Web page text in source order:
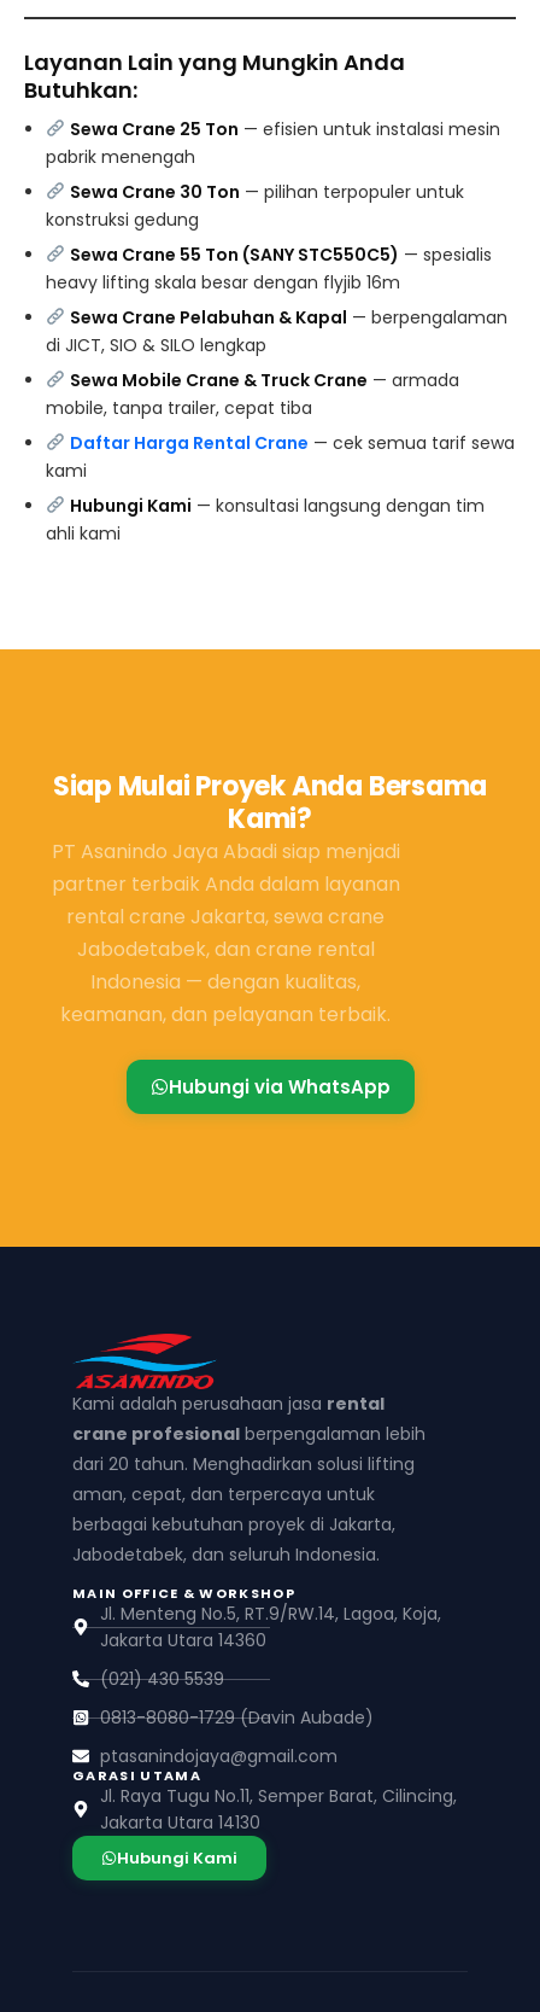
Layanan Lain yang Mungkin Anda
Butuhkan:
Sewa Crane 25 Ton — efisien untuk instalasi mesin
pabrik menengah
Sewa Crane 30 Ton — pilihan terpopuler untuk
konstruksi gedung
Sewa Crane 55 Ton (SANY STC550C5) — spesialis
heavy lifting skala besar dengan flyjib 16m
Sewa Crane Pelabuhan & Kapal — berpengalaman
di JICT, SIO & SILO lengkap
Sewa Mobile Crane & Truck Crane — armada
mobile, tanpa trailer, cepat tiba
Daftar Harga Rental Crane — cek semua tarif sewa
kami
Hubungi Kami — konsultasi langsung dengan tim
ahli kami
Siap Mulai Proyek Anda Bersama
Kami?
PT Asanindo Jaya Abadi siap menjadi
partner terbaik Anda dalam layanan
rental crane Jakarta, sewa crane
Jabodetabek, dan crane rental
Indonesia — dengan kualitas,
keamanan, dan pelayanan terbaik.
Hubungi via WhatsApp
Kami adalah perusahaan jasa rental
crane profesional berpengalaman lebih
dari 20 tahun. Menghadirkan solusi lifting
aman, cepat, dan terpercaya untuk
berbagai kebutuhan proyek di Jakarta,
Jabodetabek, dan seluruh Indonesia.
MAIN OFFICE & WORKSHOP
Jl. Menteng No.5, RT.9/RW.14, Lagoa, Koja,
Jakarta Utara 14360
(021) 430 5539
0813-8080-1729 (Davin Aubade)
ptasanindojaya@gmail.com
GARASI UTAMA
Jl. Raya Tugu No.11, Semper Barat, Cilincing,
Jakarta Utara 14130
Hubungi Kami